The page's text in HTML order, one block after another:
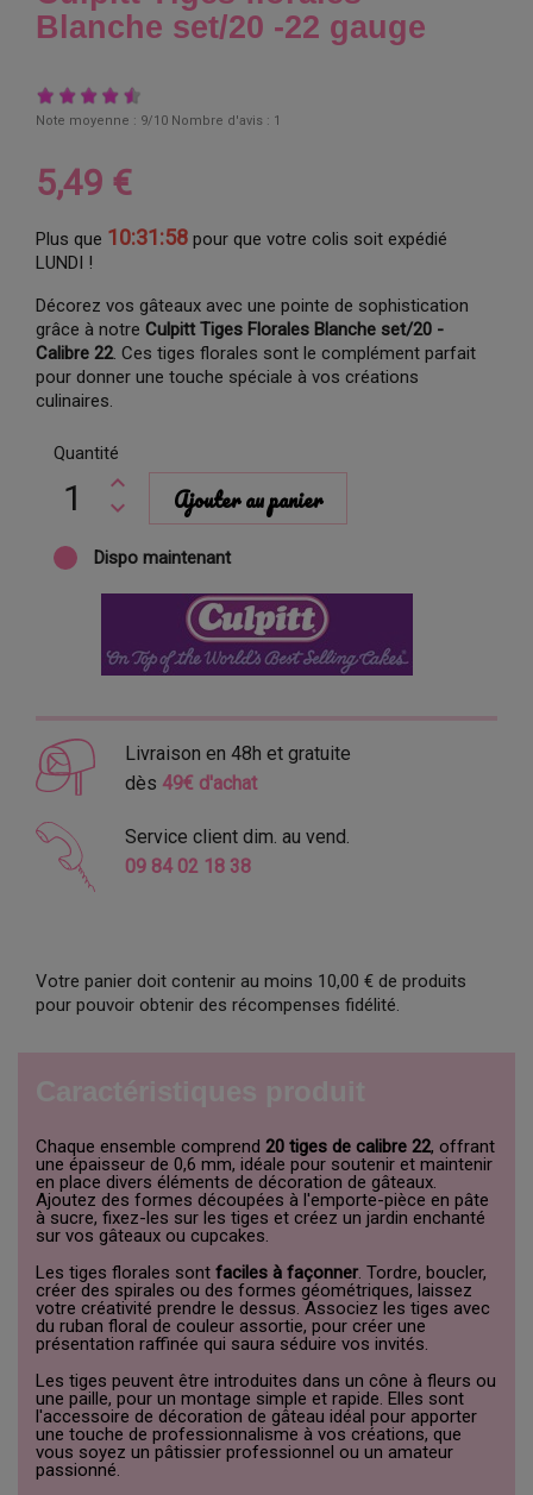
Blanche set/20 -22 gauge
Note moyenne : 9/10 Nombre d'avis : 1
5,49 €
Plus que 10:31:57 pour que votre colis soit expédié
LUNDI !
Décorez vos gâteaux avec une pointe de sophistication
grâce à notre Culpitt Tiges Florales Blanche set/20 -
Calibre 22. Ces tiges florales sont le complément parfait
pour donner une touche spéciale à vos créations
culinaires.
Quantité
Ajouter au panier
Dispo maintenant
Livraison en 48h et gratuite
dès 49€ d'achat
Service client dim. au vend.
09 84 02 18 38
Votre panier doit contenir au moins 10,00 € de produits
pour pouvoir obtenir des récompenses fidélité.
Chaque ensemble comprend 20 tiges de calibre 22, offrant
une épaisseur de 0,6 mm, idéale pour soutenir et maintenir
en place divers éléments de décoration de gâteaux.
Ajoutez des formes découpées à l'emporte-pièce en pâte
à sucre, fixez-les sur les tiges et créez un jardin enchanté
sur vos gâteaux ou cupcakes.
Les tiges florales sont faciles à façonner. Tordre, boucler,
créer des spirales ou des formes géométriques, laissez
votre créativité prendre le dessus. Associez les tiges avec
du ruban floral de couleur assortie, pour créer une
présentation raffinée qui saura séduire vos invités.
Les tiges peuvent être introduites dans un cône à fleurs ou
une paille, pour un montage simple et rapide. Elles sont
l'accessoire de décoration de gâteau idéal pour apporter
une touche de professionnalisme à vos créations, que
vous soyez un pâtissier professionnel ou un amateur
passionné.